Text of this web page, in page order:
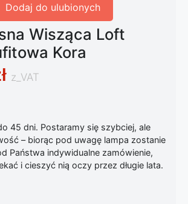
Dodaj do ulubionych
Wisząca Loft
Kora
z_VAT
45 dni. Postaramy się szybciej, ale
– biorąc pod uwagę lampa zostanie
Państwa indywidualne zamówienie,
i cieszyć nią oczy przez długie lata.